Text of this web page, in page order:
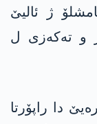
ژ ئالیێ
و تەکەزی ل
دا راپۆرتا